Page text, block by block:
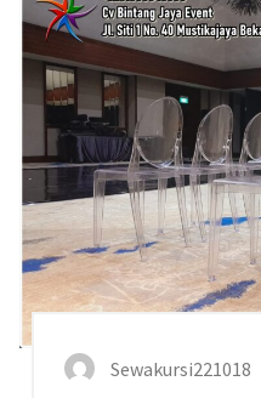
Sewakursi221018